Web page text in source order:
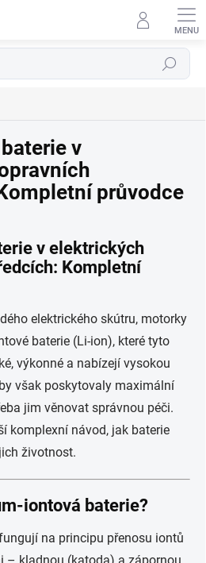
Hledat
v
průvodce
v elektrických
Kompletní
elektrického skútru, motorky
baterie (Li-ion), které tyto
výkonné a nabízejí vysokou
však poskytovaly maximální
jim věnovat správnou péči.
komplexní návod, jak baterie
životnost.
iontová baterie?
na principu přenosu iontů